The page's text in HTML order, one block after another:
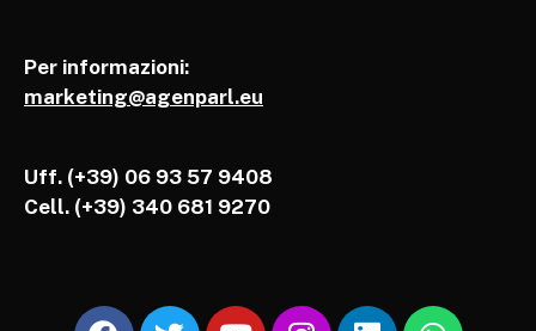
Per informazioni:
marketing@agenparl.eu
Uff. (+39) 06 93 57 9408
Cell. (+39) 340 681 9270